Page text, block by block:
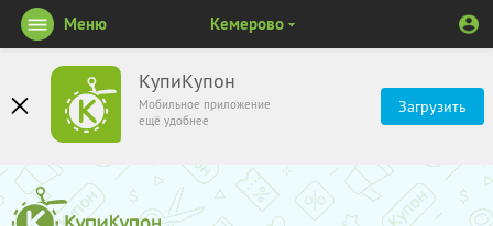
КупиКупон
Мобильное приложение
ещё удобнее
Загрузить
Меню Кемерово